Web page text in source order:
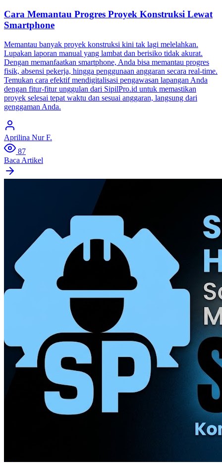
Cara Memantau Progres Proyek Konstruksi Lewat
Smartphone
Memantau banyak proyek konstruksi kini tak lagi melelahkan.
Lupakan laporan manual yang lambat dan berisiko tidak akurat.
Dengan memanfaatkan smartphone, Anda bisa memantau progres
fisik, absensi pekerja, hingga penggunaan anggaran secara real-time.
Temukan cara efektif mendigitalisasi pengawasan lapangan Anda
dengan fitur-fitur unggulan dari SipilPro.id untuk memastikan
proyek selesai tepat waktu dan sesuai anggaran, langsung dari
genggaman Anda.
Aprilina Nur F.
87
Baca Artikel